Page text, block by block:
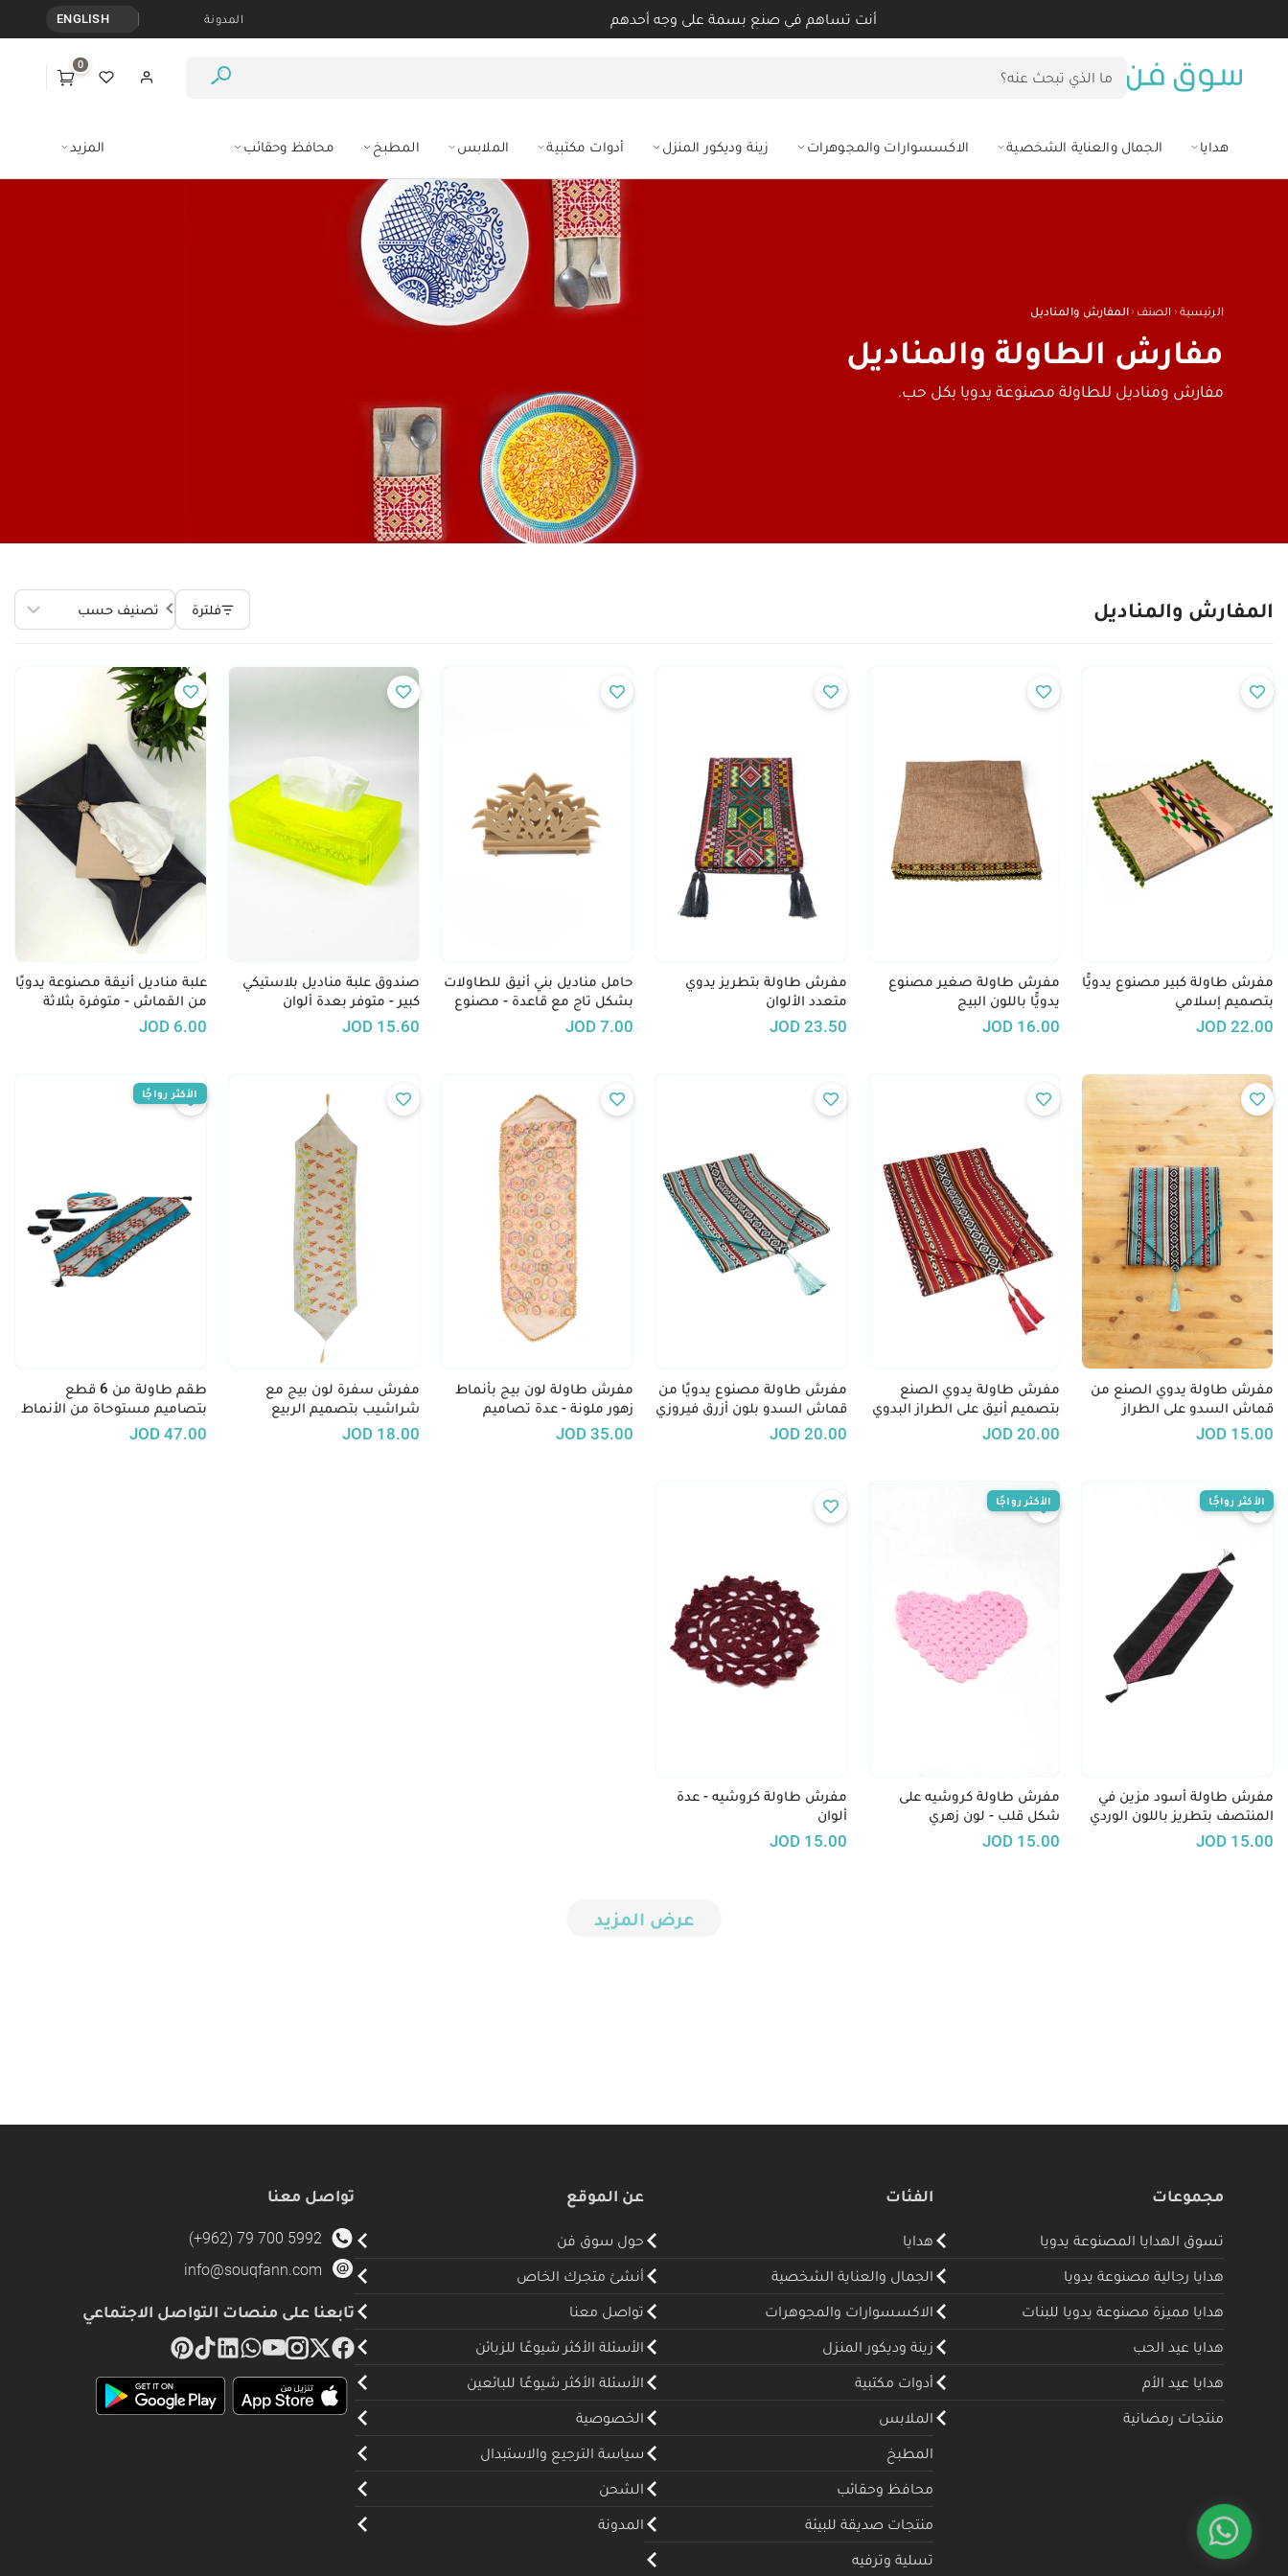
أنت تساهم في صنع بسمة على وجه أحدهم المدونة ENGLISH
0
هدايا الجمال والعناية الشخصية الاكسسوارات والمجوهرات زينة وديكور المنزل أدوات مكتبية الملابس المطبخ محافظ وحقائب المزيد
الرئيسية ‹ الصنف ‹ المفارش والمناديل
مفارش الطاولة والمناديل
مفارش ومناديل للطاولة مصنوعة يدويا بكل حب.
المفارش والمناديل فلترة
مفرش طاولة كبير مصنوع يدويًّا
بتصميم إسلامي
22.00
JOD
مفرش طاولة صغير مصنوع
يدويًّا باللون البيج
16.00
JOD
مفرش طاولة بتطريز يدوي
متعدد الألوان
23.50
JOD
حامل مناديل بني أنيق للطاولات
بشكل تاج مع قاعدة - مصنوع
بطباعة 3D
7.00
JOD
صندوق علبة مناديل بلاستيكي
كبير - متوفر بعدة ألوان
15.60
JOD
علبة مناديل أنيقة مصنوعة يدويًا
من القماش - متوفرة بثلاثة
ألوان
6.00
JOD
مفرش طاولة يدوي الصنع من
قماش السدو على الطراز
البدوي - متوفر بعدة ألوان
15.00
JOD
مفرش طاولة يدوي الصنع
بتصميم أنيق على الطراز البدوي
- لون أحمر
20.00
JOD
مفرش طاولة مصنوع يدويًا من
قماش السدو بلون أزرق فيروزي
20.00
JOD
مفرش طاولة لون بيج بأنماط
زهور ملونة - عدة تصاميم
35.00
JOD
مفرش سفرة لون بيج مع
شراشيب بتصميم الربيع
18.00
JOD
طقم طاولة من 6 قطع
بتصاميم مستوحاة من الأنماط
البدوية - عدة تصاميم
47.00
JOD
الأكثر رواجًا
مفرش طاولة أسود مزين في
المنتصف بتطريز باللون الوردي
15.00
JOD
الأكثر رواجًا
مفرش طاولة كروشيه على
شكل قلب - لون زهري
15.00
JOD
الأكثر رواجًا
مفرش طاولة كروشيه - عدة
ألوان
15.00
JOD
عرض المزيد
مجموعات
تسوق الهدايا المصنوعة يدويا
هدايا رجالية مصنوعة يدويا
هدايا مميزة مصنوعة يدويا للبنات
هدايا عيد الحب
هدايا عيد الأم
منتجات رمضانية
الفئات
هدايا
الجمال والعناية الشخصية
الاكسسوارات والمجوهرات
زينة وديكور المنزل
أدوات مكتبية
الملابس
المطبخ
محافظ وحقائب
منتجات صديقة للبيئة
تسلية وترفيه
عن الموقع
حول سوق فن
أنشئ متجرك الخاص
تواصل معنا
الأسئلة الأكثر شيوعًا للزبائن
الأسئلة الأكثر شيوعًا للبائعين
الخصوصية
سياسة الترجيع والاستبدال
الشحن
المدونة
تواصل معنا
(+962) 79 700 5992
info@souqfann.com
تابعنا على منصات التواصل الاجتماعي